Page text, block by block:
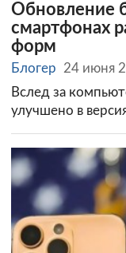
Обновление
смартфонах
форм
Блогер
24 июня
Вслед за
улучшено в